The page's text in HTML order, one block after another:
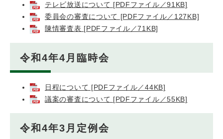
テレビ放送について [PDFファイル／91KB]
委員会の審査について [PDFファイル／127KB]
陳情審査表 [PDFファイル／71KB]
令和4年4月臨時会
日程について [PDFファイル／44KB]
議案の審査について [PDFファイル／55KB]
令和4年3月定例会